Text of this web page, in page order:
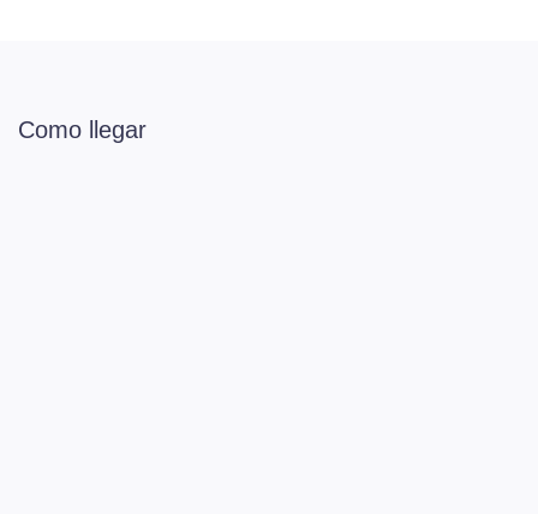
Como llegar